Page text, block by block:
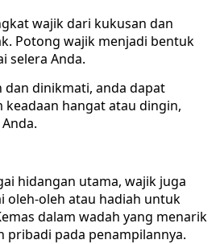
wajik dari kukusan dan
Potong wajik menjadi bentuk
selera Anda.
dan dinikmati, anda dapat
keadaan hangat atau dingin,
hidangan utama, wajik juga
oleh-oleh atau hadiah untuk
dalam wadah yang menarik
pribadi pada penampilannya.